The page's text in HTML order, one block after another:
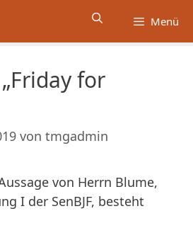
Menü
for
von tmgadmin
von Herrn Blume,
I der SenBJF, besteht